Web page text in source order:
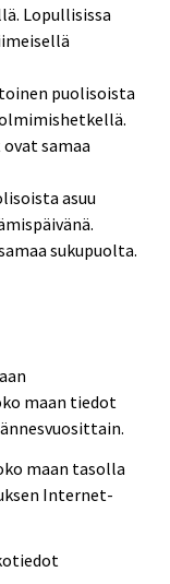
Lopullisissa
puolisoista
samaa
asuu
sukupuolta.
maan tiedot
maan tasolla
Internet-